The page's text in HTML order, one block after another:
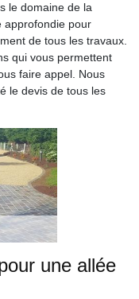
le domaine de la
approfondie pour
de tous les travaux.
qui vous permettent
faire appel. Nous
le devis de tous les
une allée